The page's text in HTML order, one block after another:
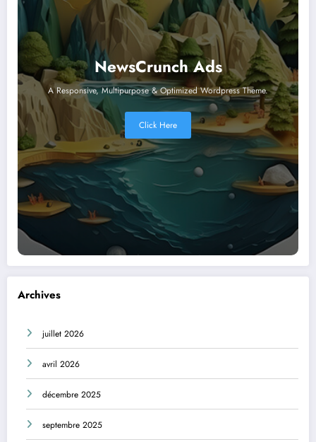
NewsCrunch Ads
A Responsive, Multipurpose & Optimized Wordpress Theme.
Click Here
Archives
juillet 2026
avril 2026
décembre 2025
septembre 2025